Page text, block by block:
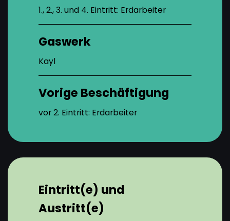
1., 2., 3. und 4. Eintritt: Erdarbeiter
Gaswerk
Kayl
Vorige Beschäftigung
vor 2. Eintritt: Erdarbeiter
Eintritt(e) und
Austritt(e)